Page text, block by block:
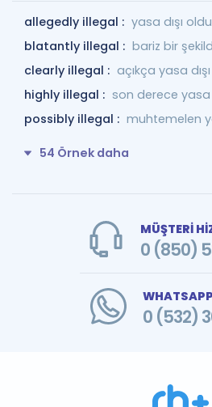
allegedly illegal : yasa dışı
blatantly illegal : bariz bir
clearly illegal : açıkça yasa dışı
highly illegal : son derece yasa
possibly illegal : muhtemelen
54 Örnek daha
MÜŞTERİ
0 (850)
0 (532)